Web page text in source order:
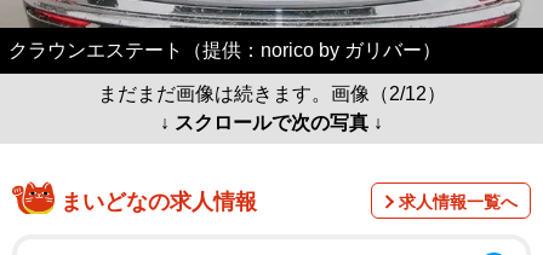
クラウンエステート（提供：norico by ガリバー）
まだまだ画像は続きます。画像（2/12）
↓ スクロールで次の写真 ↓
まいどなの求人情報 求人情報一覧へ